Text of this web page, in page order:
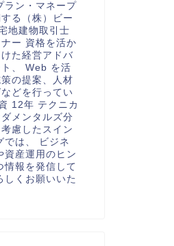
ラン・マネープ
る（株）ビー
地建物取引士
ー 資格を活か
た経営アドバ
、 Web を活
の提案、人材
どを行ってい
12年 テクニカ
メンタルズ分
慮したスイン
では、 ビジネ
資産運用のヒン
情報を発信して
しくお願いいた